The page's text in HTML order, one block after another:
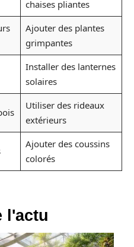
chaises pliantes
Ajouter des plantes
grimpantes
Installer des lanternes
solaires
Utiliser des rideaux
extérieurs
Ajouter des coussins
colorés
l'actu